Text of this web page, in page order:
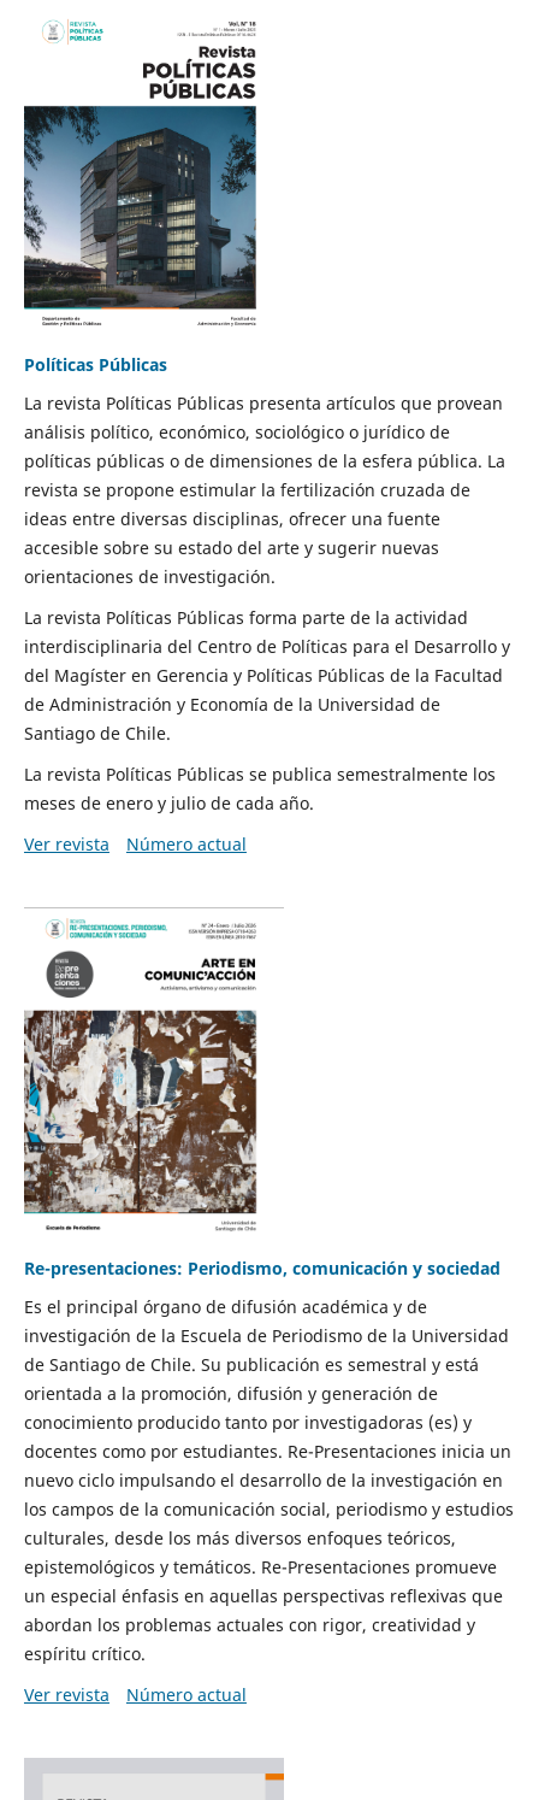
Políticas Públicas
La revista Políticas Públicas presenta artículos que provean
análisis político, económico, sociológico o jurídico de
políticas públicas o de dimensiones de la esfera pública. La
revista se propone estimular la fertilización cruzada de
ideas entre diversas disciplinas, ofrecer una fuente
accesible sobre su estado del arte y sugerir nuevas
orientaciones de investigación.
La revista Políticas Públicas forma parte de la actividad
interdisciplinaria del Centro de Políticas para el Desarrollo y
del Magíster en Gerencia y Políticas Públicas de la Facultad
de Administración y Economía de la Universidad de
Santiago de Chile.
La revista Políticas Públicas se publica semestralmente los
meses de enero y julio de cada año.
Ver revista
Número actual
Re-presentaciones: Periodismo, comunicación y sociedad
Es el principal órgano de difusión académica y de
investigación de la Escuela de Periodismo de la Universidad
de Santiago de Chile. Su publicación es semestral y está
orientada a la promoción, difusión y generación de
conocimiento producido tanto por investigadoras (es) y
docentes como por estudiantes. Re-Presentaciones inicia un
nuevo ciclo impulsando el desarrollo de la investigación en
los campos de la comunicación social, periodismo y estudios
culturales, desde los más diversos enfoques teóricos,
epistemológicos y temáticos. Re-Presentaciones promueve
un especial énfasis en aquellas perspectivas reflexivas que
abordan los problemas actuales con rigor, creatividad y
espíritu crítico.
Ver revista
Número actual